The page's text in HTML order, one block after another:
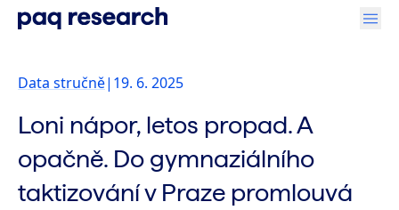
Data stručně| 19. 6. 2025
Loni nápor, letos propad. A
opačně. Do gymnaziálního
taktizování v Praze promlouvá